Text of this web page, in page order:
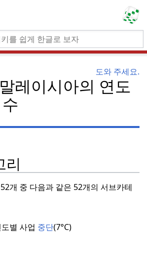
도와 주세요.
레이시아의 연도
리
개 중 다음과 같은 52개의 서브카테
별 사업 중단(7°C)